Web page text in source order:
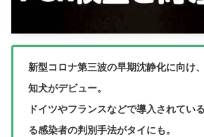
新型コロナ第三波の早期沈静化に向け
知犬がデビュー。
ドイツやフランスなどで導入されてい
る感染者の判別手法がタイにも。